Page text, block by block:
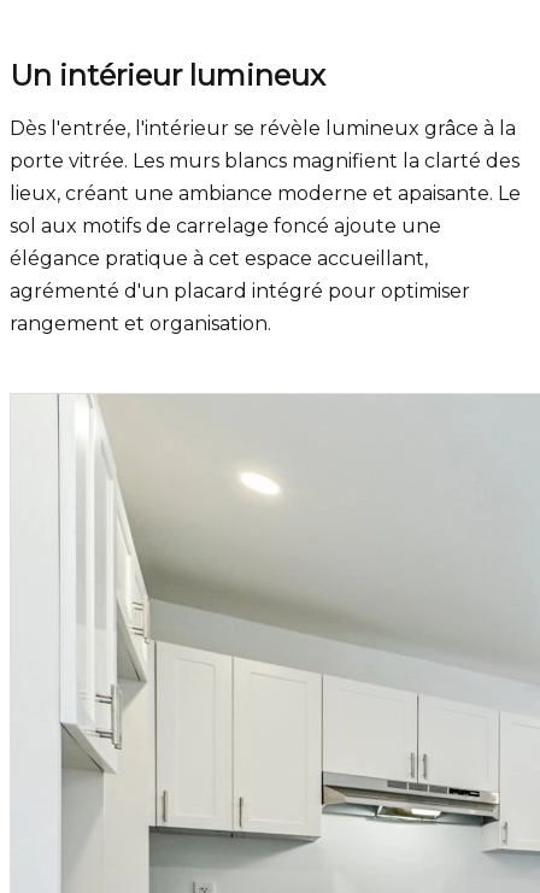
Un intérieur lumineux
Dès l'entrée, l'intérieur se révèle lumineux grâce à la
porte vitrée. Les murs blancs magnifient la clarté des
lieux, créant une ambiance moderne et apaisante. Le
sol aux motifs de carrelage foncé ajoute une
élégance pratique à cet espace accueillant,
agrémenté d'un placard intégré pour optimiser
rangement et organisation.